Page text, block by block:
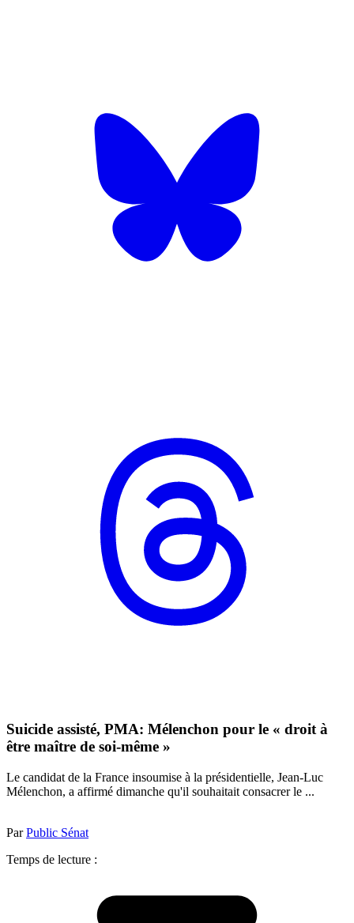
Suicide assisté, PMA: Mélenchon pour le « droit à
être maître de soi-même »
Le candidat de la France insoumise à la présidentielle, Jean-Luc
Mélenchon, a affirmé dimanche qu'il souhaitait consacrer le ...
ParPublic Sénat
Temps de lecture :